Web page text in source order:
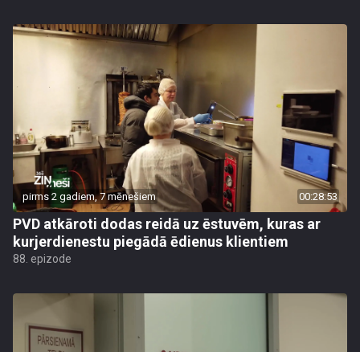
pirms 2 gadiem, 7 mēnešiem 00:28:53
PVD atkāroti dodas reidā uz ēstuvēm, kuras ar
kurjerdienestu piegādā ēdienus klientiem
88. epizode